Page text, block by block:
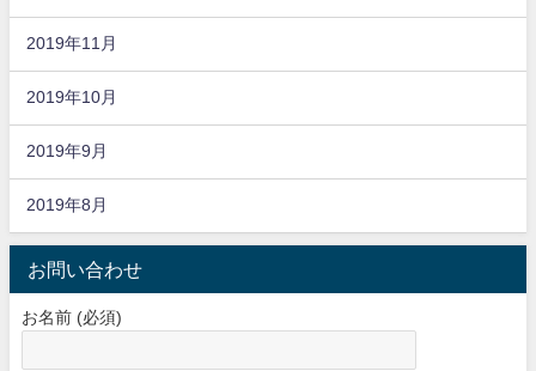
2019年11月
2019年10月
2019年9月
2019年8月
お問い合わせ
お名前 (必須)